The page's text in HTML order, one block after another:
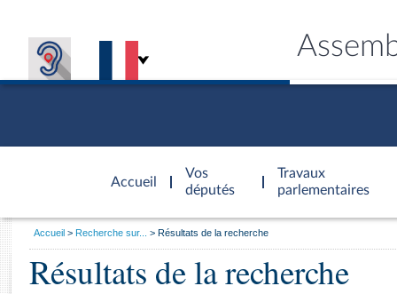
Accueil
d'accueil
Vos
députés
Travaux
parlementaires
Général
Vous
Accueil Recherche sur... Résultats de la recherche
Résultats de la recherche